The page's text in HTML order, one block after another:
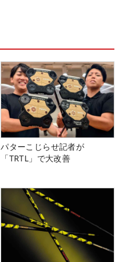
パターこじらせ記者が
「TRTL」で大改善